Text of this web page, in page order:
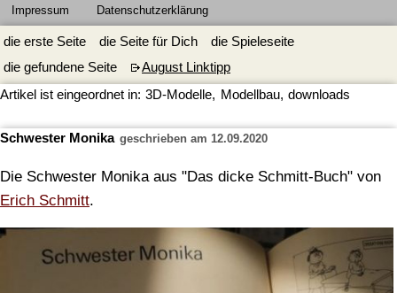
Impressum Datenschutzerklärung
die erste Seite die Seite für Dich
die Spieleseite
die gefundene Seite
August Linktipp
Artikel ist eingeordnet in: 3D-Modelle, Modellbau, downloads
Schwester Monika geschrieben am 12.09.2020
Die Schwester Monika aus "Das dicke Schmitt-Buch" von
Erich Schmitt.